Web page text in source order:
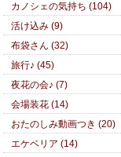
カノシェの気持ち (104)
活け込み (9)
布袋さん (32)
旅行♪ (45)
夜花の会♪ (7)
会場装花 (14)
おたのしみ動画つき (20)
エケベリア (14)